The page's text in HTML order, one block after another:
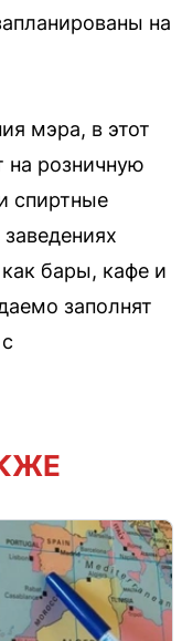
на
мэра, в этот
на розничную
спиртные
бары, кафе и
заполнят